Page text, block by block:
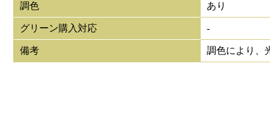
調色 あり
グリーン購入対応 -
備考 調色により、